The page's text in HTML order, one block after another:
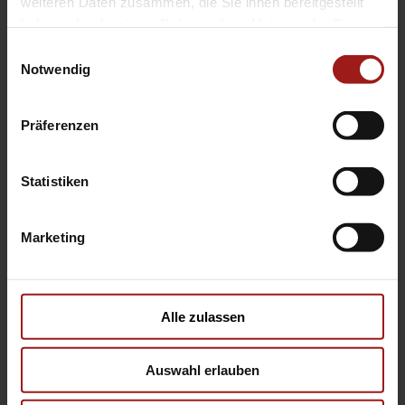
Notwendig
Präferenzen
Statistiken
Marketing
Alle zulassen
Auswahl erlauben
Business
Center